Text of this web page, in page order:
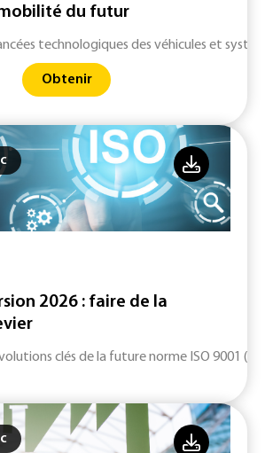
du futur
technologiques des véhicules et
Obtenir
2026 : faire de la
clés de la future norme ISO 9001